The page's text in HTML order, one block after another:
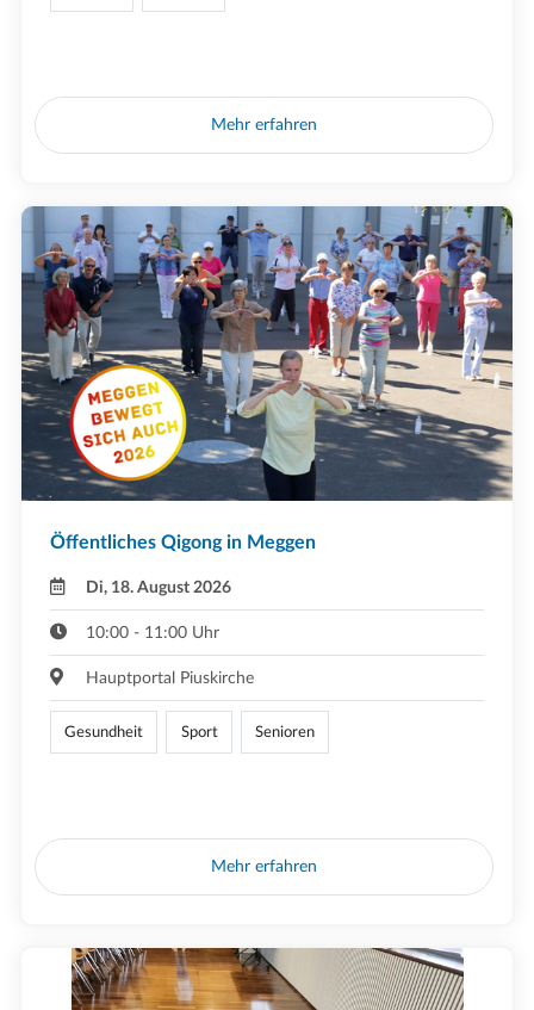
Mehr erfahren
Öffentliches Qigong in Meggen
Di, 18. August 2026
10:00 - 11:00 Uhr
Hauptportal Piuskirche
Gesundheit Sport Senioren
Mehr erfahren